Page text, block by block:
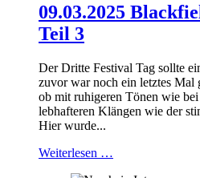
09.03.2025
Teil 3
Der Dritte Festival Tag sollte
zuvor war noch ein letztes Mal
ob mit ruhigeren Tönen wie
lebhafteren Klängen wie der
Hier wurde...
Weiterlesen …